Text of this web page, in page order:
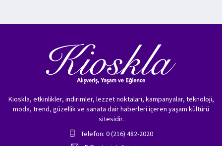
Kioskla, etkinlikler, indirimler, lezzet noktaları, kampanyalar, teknoloji,
moda, trend, güzellik ve sanata dair haberleri içeren yaşam kültürü
sitesidir.
Telefon: 0 (216) 482-2020